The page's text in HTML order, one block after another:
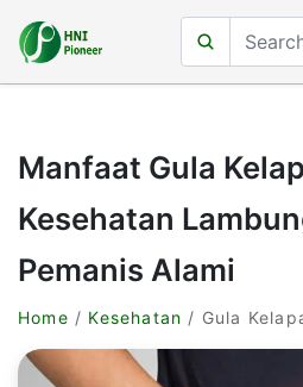
Manfaat Gula
Kesehatan
Pemanis Alami
Home / Kesehatan / Gula